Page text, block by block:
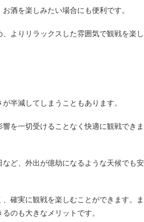
酒を楽しみたい場合にも便利です。
よりリラックスした雰囲気で観戦を楽し
半減してしまうこともあります。
を一切受けることなく快適に観戦できま
ど、外出が億劫になるような天候でも安
確実に観戦を楽しむことができます。ま
のも大きなメリットです。